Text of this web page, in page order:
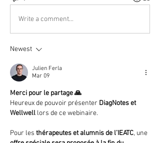
Write a comment...
Newest
Julien Ferla
Mar 09
Merci pour le partage 🙏
Heureux de pouvoir présenter DiagNotes et
Wellwell lors de ce webinaire.
Pour les thérapeutes et alumnis de l’IEATC